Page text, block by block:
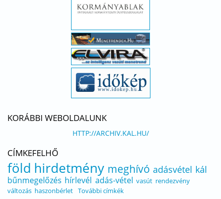
KORÁBBI WEBOLDALUNK
HTTP://ARCHIV.KAL.HU/
CÍMKEFELHŐ
föld hirdetmény meghívó adásvétel kál
bűnmegelőzés hírlevél adás-vétel vasút rendezvény
változás haszonbérlet További címkék